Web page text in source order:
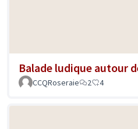
Balade ludique autour
CCQRoseraie
2 4